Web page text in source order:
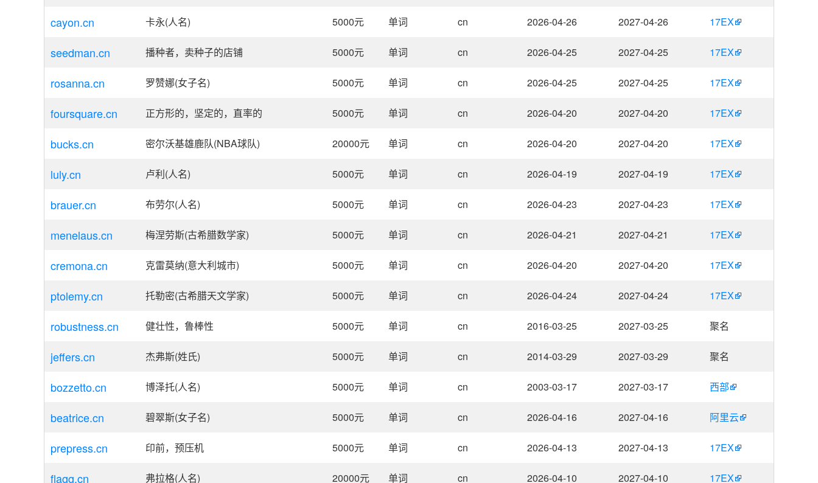
cayon.cn 卡永(人名) 5000元 单词 cn 2026-04-26 2027-04-26 17EX
seedman.cn 播种者，卖种子的店铺 5000元 单词 cn 2026-04-25 2027-04-25 17EX
rosanna.cn 罗赞娜(女子名) 5000元 单词 cn 2026-04-25 2027-04-25 17EX
foursquare.cn 正方形的，坚定的，直率的 5000元 单词 cn 2026-04-20 2027-04-20 17EX
bucks.cn 密尔沃基雄鹿队(NBA球队) 20000元 单词 cn 2026-04-20 2027-04-20 17EX
luly.cn 卢利(人名) 5000元 单词 cn 2026-04-19 2027-04-19 17EX
brauer.cn 布劳尔(人名) 5000元 单词 cn 2026-04-23 2027-04-23 17EX
menelaus.cn 梅涅劳斯(古希腊数学家) 5000元 单词 cn 2026-04-21 2027-04-21 17EX
cremona.cn 克雷莫纳(意大利城市) 5000元 单词 cn 2026-04-20 2027-04-20 17EX
ptolemy.cn 托勒密(古希腊天文学家) 5000元 单词 cn 2026-04-24 2027-04-24 17EX
robustness.cn 健壮性，鲁棒性 5000元 单词 cn 2016-03-25 2027-03-25 聚名
jeffers.cn 杰弗斯(姓氏) 5000元 单词 cn 2014-03-29 2027-03-29 聚名
bozzetto.cn 博泽托(人名) 5000元 单词 cn 2003-03-17 2027-03-17 西部
beatrice.cn 碧翠斯(女子名) 5000元 单词 cn 2026-04-16 2027-04-16 阿里云
prepress.cn 印前，预压机 5000元 单词 cn 2026-04-13 2027-04-13 17EX
flagg.cn 弗拉格(人名) 20000元 单词 cn 2026-04-10 2027-04-10 17EX